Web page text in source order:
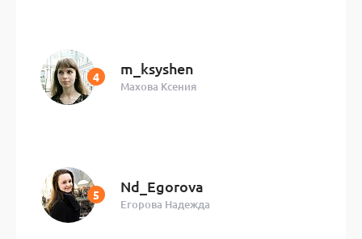
m_ksyshen
Махова Ксения
Nd_Egorova
Егорова Надежда